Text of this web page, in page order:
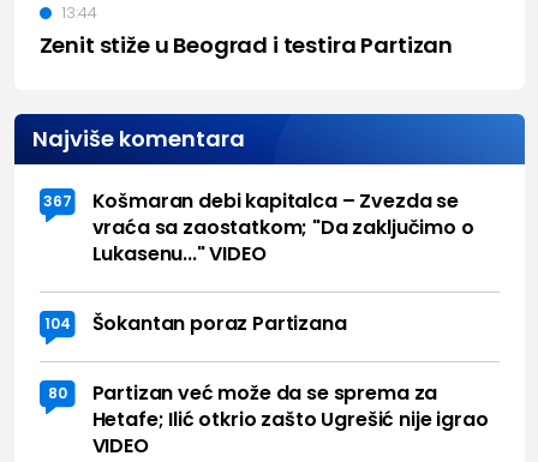
Zenit stiže u Beograd i testira Partizan
13:44
Najviše komentara
367
Košmaran debi kapitalca – Zvezda se
vraća sa zaostatkom; "Da zaključimo o
Lukasenu..." VIDEO
104 Šokantan poraz Partizana
80
Partizan već može da se sprema za
Hetafe; Ilić otkrio zašto Ugrešić nije igrao
VIDEO